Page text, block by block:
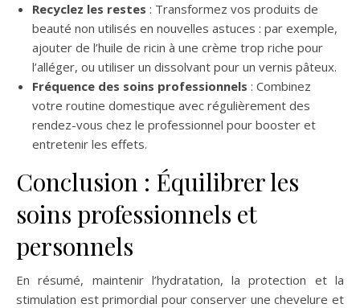
Recyclez les restes : Transformez vos produits de
beauté non utilisés en nouvelles astuces : par exemple,
ajouter de l’huile de ricin à une crème trop riche pour
l’alléger, ou utiliser un dissolvant pour un vernis pâteux.
Fréquence des soins professionnels : Combinez
votre routine domestique avec régulièrement des
rendez-vous chez le professionnel pour booster et
entretenir les effets.
Conclusion : Équilibrer les
soins professionnels et
personnels
En résumé, maintenir l’hydratation, la protection et la
stimulation est primordial pour conserver une chevelure et